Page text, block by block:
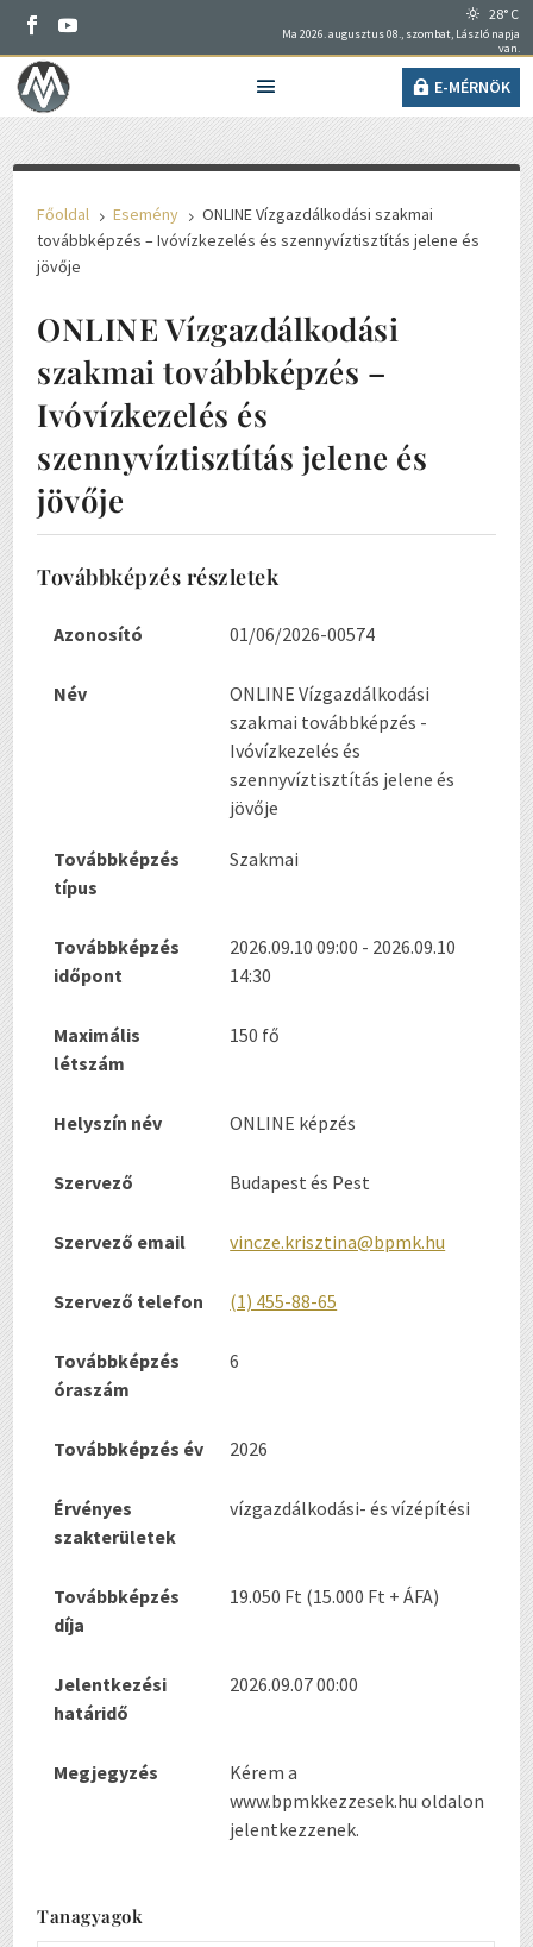
28° C
Ma 2026. augusztus 08., szombat, László napja
van.
E-MÉRNÖK
Főoldal 5 Esemény 5 ONLINE Vízgazdálkodási szakmai
továbbképzés – Ivóvízkezelés és szennyvíztisztítás jelene és
jövője
ONLINE Vízgazdálkodási
szakmai továbbképzés –
Ivóvízkezelés és
szennyvíztisztítás jelene és
jövője
Továbbképzés részletek
Azonosító 01/06/2026-00574
Név
ONLINE Vízgazdálkodási
szakmai továbbképzés -
Ivóvízkezelés és
szennyvíztisztítás jelene és
jövője
Továbbképzés
típus
Szakmai
Továbbképzés
időpont
2026.09.10 09:00 - 2026.09.10
14:30
Maximális
létszám
150 fő
Helyszín név ONLINE képzés
Szervező Budapest és Pest
Szervező email vincze.krisztina@bpmk.hu
Szervező telefon (1) 455-88-65
Továbbképzés
óraszám
6
Továbbképzés év 2026
Érvényes
szakterületek
vízgazdálkodási- és vízépítési
Továbbképzés
díja
19.050 Ft (15.000 Ft + ÁFA)
Jelentkezési
határidő
2026.09.07 00:00
Megjegyzés
Kérem a
www.bpmkkezzesek.hu oldalon
jelentkezzenek.
Tanagyagok